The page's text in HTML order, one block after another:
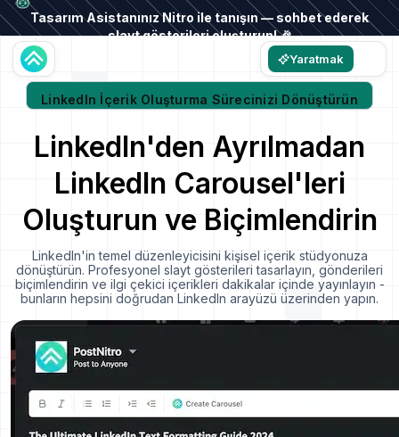
Tasarım Asistanınız Nitro ile tanışın — sohbet ederek
slayt gösterileri oluşturun! 🎉
Yaratmak
LinkedIn İçerik Oluşturma Sürecinizi Dönüştürün
LinkedIn'den Ayrılmadan
LinkedIn Carousel'leri
Oluşturun ve Biçimlendirin
LinkedIn'in temel düzenleyicisini kişisel içerik stüdyonuza
dönüştürün. Profesyonel slayt gösterileri tasarlayın, gönderileri
biçimlendirin ve ilgi çekici içerikleri dakikalar içinde yayınlayın -
bunların hepsini doğrudan LinkedIn arayüzü üzerinden yapın.